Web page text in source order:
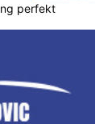
perfekt